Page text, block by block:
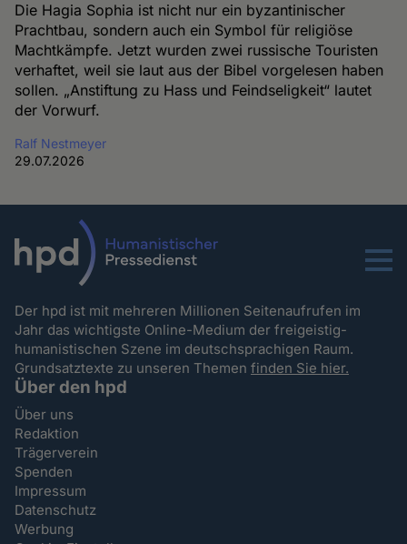
Die Hagia Sophia ist nicht nur ein byzantinischer
Prachtbau, sondern auch ein Symbol für religiöse
Machtkämpfe. Jetzt wurden zwei russische Touristen
verhaftet, weil sie laut aus der Bibel vorgelesen haben
sollen. „Anstiftung zu Hass und Feindseligkeit“ lautet
der Vorwurf.
Ralf Nestmeyer
29.07.2026
Menu
Der hpd ist mit mehreren Millionen Seitenaufrufen im
Jahr das wichtigste Online-Medium der freigeistig-
humanistischen Szene im deutschsprachigen Raum.
Grundsatztexte zu unseren Themenfinden Sie hier.
Über den hpd
Über uns
Redaktion
Trägerverein
Spenden
Impressum
Datenschutz
Werbung